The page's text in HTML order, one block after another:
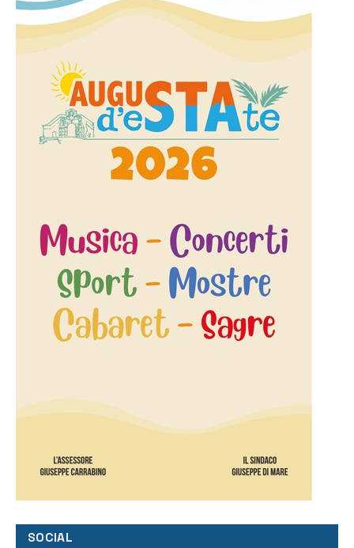
SOCIAL